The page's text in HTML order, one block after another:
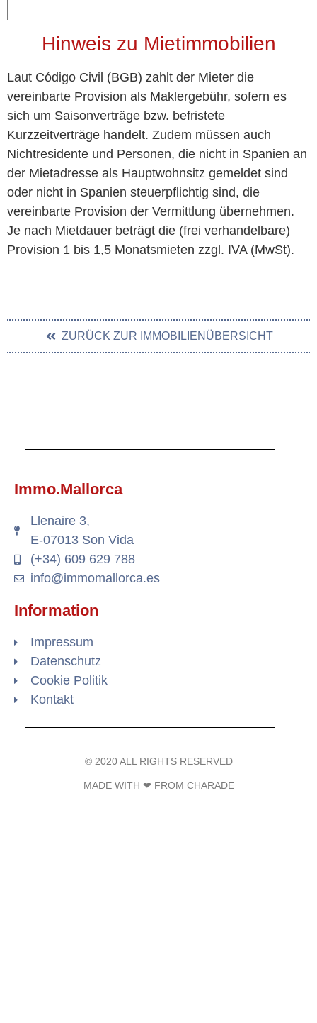
Hinweis zu Mietimmobilien
Laut Código Civil (BGB) zahlt der Mieter die
vereinbarte Provision als Maklergebühr, sofern es
sich um Saisonverträge bzw. befristete
Kurzzeitverträge handelt. Zudem müssen auch
Nichtresidente und Personen, die nicht in Spanien an
der Mietadresse als Hauptwohnsitz gemeldet sind
oder nicht in Spanien steuerpflichtig sind, die
vereinbarte Provision der Vermittlung übernehmen.
Je nach Mietdauer beträgt die (frei verhandelbare)
Provision 1 bis 1,5 Monatsmieten zzgl. IVA (MwSt).
ZURÜCK ZUR IMMOBILIENÜBERSICHT
Immo.Mallorca
Llenaire 3,
E-07013 Son Vida
(+34) 609 629 788
info@immomallorca.es
Information
Impressum
Datenschutz
Cookie Politik
Kontakt
© 2020 ALL RIGHTS RESERVED​
MADE WITH ❤ FROM CHARADE